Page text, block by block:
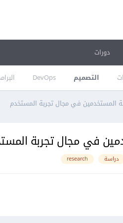
التصميم DevOps
دورات
المستخدمين في مجال تجربة المستخدم
في مجال تجربة
دراسة research